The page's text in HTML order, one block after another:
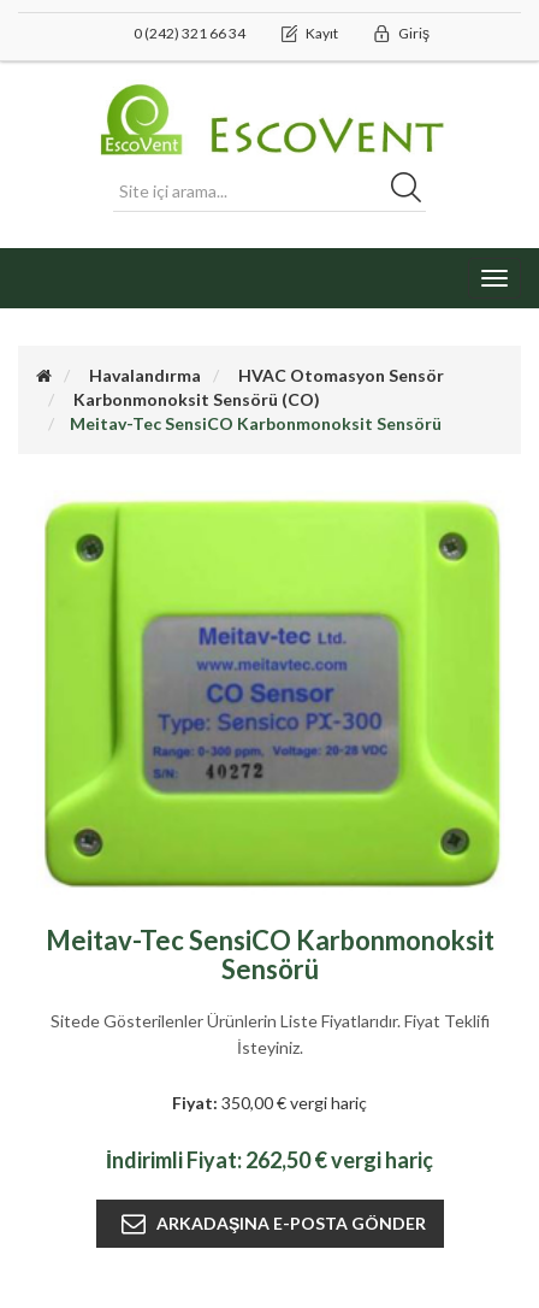
0 (242) 321 66 34 Kayıt Giriş
Havalandırma
HVAC Otomasyon Sensör
Karbonmonoksit Sensörü (CO)
Meitav-Tec SensiCO Karbonmonoksit Sensörü
Meitav-Tec SensiCO Karbonmonoksit
Sensörü
Sitede Gösterilenler Ürünlerin Liste Fiyatlarıdır. Fiyat Teklifi
İsteyiniz.
Fiyat: 350,00 € vergi hariç
İndirimli Fiyat:262,50 € vergi hariç